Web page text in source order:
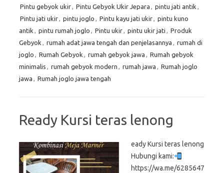
Pintu gebyok ukir, Pintu Gebyok Ukir Jepara , pintu jati antik ,
Pintu jati ukir, pintu joglo , Pintu kayu jati ukir, pintu kuno
antik , pintu rumah joglo , Pintu ukir, pintu ukir jati , Produk
Gebyok , rumah adat jawa tengah dan penjelasannya , rumah di
joglo , Rumah Gebyok , rumah gebyok jawa , Rumah gebyok
minimalis , rumah gebyok modern , rumah jawa , Rumah joglo
jawa , Rumah joglo jawa tengah
Ready Kursi teras lenong
eady Kursi teras lenong
Hubungi kami:
https://wa.me/6285647